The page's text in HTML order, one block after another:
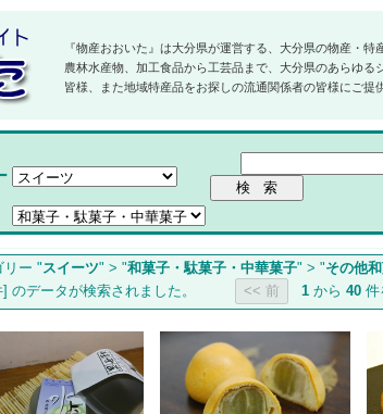
『物産おおいた』は大分県が運営する、大分県の物産・特
農林水産物、加工食品から工芸品まで、大分県のあらゆ
皆様、また地域特産品をお探しの流通関係者の皆様にご提
リー " スイーツ" > "和菓子・駄菓子・中華菓子" > "その他
] のデータが検索されました。 1 から 40